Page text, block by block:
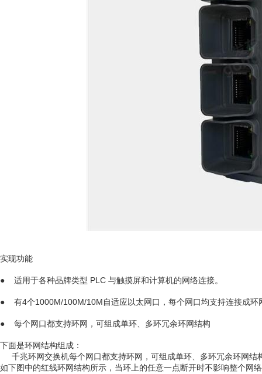
实现功能
● 适用于各种品牌类型 PLC 与触摸屏和计算机的网络连接。
● 有4个1000M/100M/10M自适应以太网口，每个网口均支持连接成环
● 每个网口都支持环网，可组成单环、多环冗余环网结构
下面是环网结构组成：
千兆环网交换机每个网口都支持环网，可组成单环、多环冗余环网结
如下图中的红线环网结构所示，当环上的任意一点断开时不影响整个网